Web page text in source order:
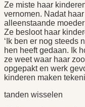
Ze miste haar
vernomen. Nadat
alleenstaande
Ze besloot haar
‘Ik ben er nog steeds
hen heeft gedaan. Ik
ze weet waar haar
opgepakt en werk
kinderen maken
tanden wisselen